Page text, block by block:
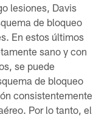
lesiones, Davis
de bloqueo
En estos últimos
sano y con
se puede
de bloqueo
consistentemente
Por lo tanto, el